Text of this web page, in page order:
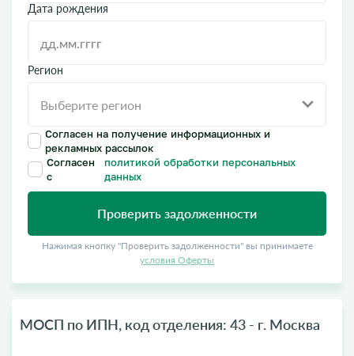
Дата рождения
Регион
Согласен на получение информационных и
рекламных рассылок
Согласен
с
политикой обработки персональных
данных
Проверить задолженности
Нажимая кнопку "Проверить задолженности" вы принимаете
условия Оферты
МОСП по ИПН, код отделения: 43 - г. Москва